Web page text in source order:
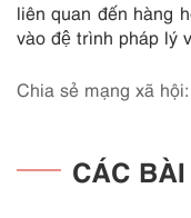
liên quan đến hàng
vào đệ trình pháp lý
Chia sẻ mạng xã hội:
CÁC